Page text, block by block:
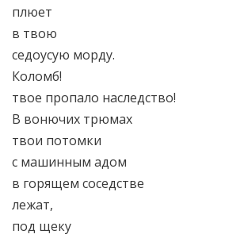
плюет
в твою
седоусую морду.
Коломб!
твое пропало наследство!
В вонючих трюмах
твои потомки
с машинным адом
в горящем соседстве
лежат,
под щеку